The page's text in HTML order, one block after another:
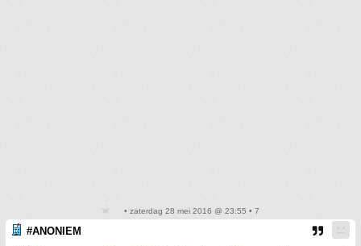
• zaterdag 28 mei 2016 @ 23:55 • 7
#ANONIEM